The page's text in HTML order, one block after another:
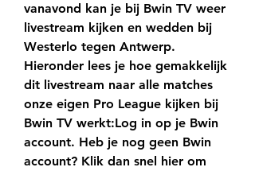
vanavond kan je bij Bwin TV weer
livestream kijken en wedden bij
Westerlo tegen Antwerp.
Hieronder lees je hoe gemakkelijk
dit livestream naar alle matches
onze eigen Pro League kijken bij
Bwin TV werkt:Log in op je Bwin
account. Heb je nog geen Bwin
account? Klik dan snel hier om